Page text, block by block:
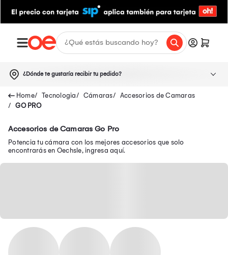
¿Dónde te gustaría recibir tu pedido?
Tecnologia Cámaras
Accesorios de Camaras
GO PRO
Accesorios de Camaras Go Pro
Potencia tu cámara con los mejores accesorios que solo
encontrarás en Oechsle, ingresa aquí.